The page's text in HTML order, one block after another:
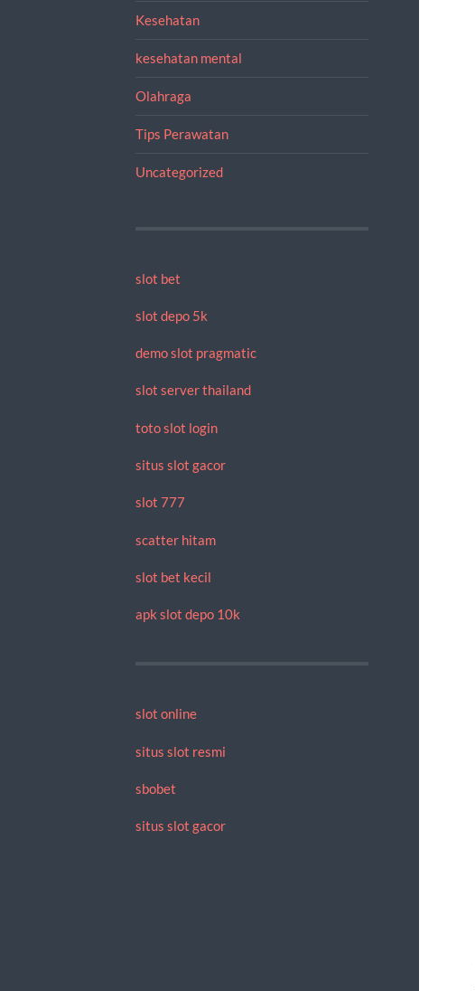
Kesehatan
kesehatan mental
Olahraga
Tips Perawatan
Uncategorized
slot bet
slot depo 5k
demo slot pragmatic
slot server thailand
toto slot login
situs slot gacor
slot 777
scatter hitam
slot bet kecil
apk slot depo 10k
slot online
situs slot resmi
sbobet
situs slot gacor